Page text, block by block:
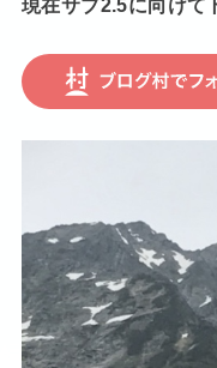
現在サブ2.5に向けて